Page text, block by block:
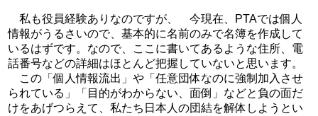
私も役員経験ありなのですが、 今現在、PTAでは個人
情報がうるさいので、基本的に名前のみで名簿を作成して
いるはずです。なので、ここに書いてあるような住所、電
話番号などの詳細はほとんど把握していないと思います。
この「個人情報流出」や「任意団体なのに強制加入させ
られている」「目的がわからない、面倒」などと負の面だ
けをあげつらえて、私たち日本人の団結を解体しようとい